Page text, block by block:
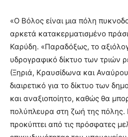
«Ο Βόλος είναι μια πόλη
αρκετά κατακερματισμένο
Καρύδη. «Παραδόξως, το
υδρογραφικό δίκτυο των τριών
(Ξηριά, Κραυσίδωνα και
διαιρετικό για το δίκτυο των
και αναξιοποίητο, καθώς θα
πολύπλευρα στη ζωή της πόλης.
προκύπτει από τις πρόσφατες